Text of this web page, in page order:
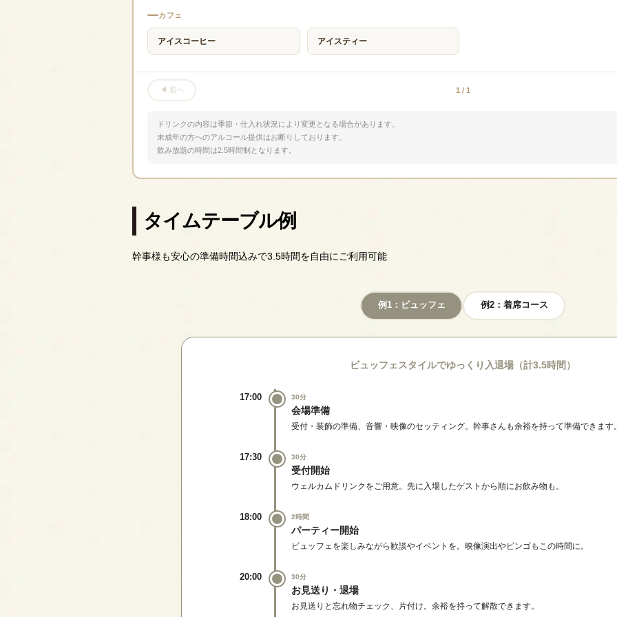
カフェ
アイスコーヒー アイスティー
◀ 前へ 1 / 1
ドリンクの内容は季節・仕入れ状況により変更となる場合があります。
未成年の方へのアルコール提供はお断りしております。
飲み放題の時間は2.5時間制となります。
タイムテーブル例
幹事様も安心の準備時間込みで3.5時間を自由にご利用可能
例1：ビュッフェ 例2：着席コース
ビュッフェスタイルでゆっくり入退場 （計3.5時間）
17:00 30分
会場準備
受付・装飾の準備、音響・映像のセッティング。幹事さんも余裕を持って準備できます
17:30 30分
受付開始
ウェルカムドリンクをご用意。先に入場したゲストから順にお飲み物も。
18:00 2時間
パーティー開始
ビュッフェを楽しみながら歓談やイベントを。映像演出やビンゴもこの時間に。
20:00 30分
お見送り・退場
お見送りと忘れ物チェック、片付け。余裕を持って解散できます。